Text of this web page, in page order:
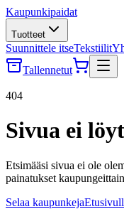
Kaupunkipaidat
Tuotteet
Suunnittele itseTekstiilit
Tallennetut
404
Sivua ei
Etsimääsi sivua ei ole
painatukset
Selaa kaupunkeja